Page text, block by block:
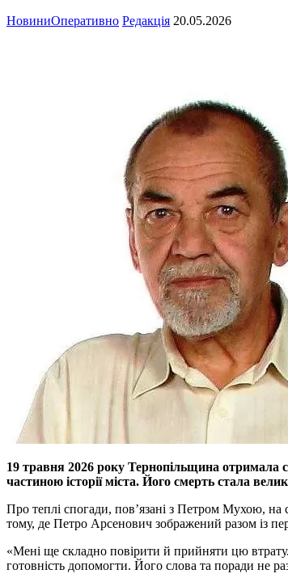
НовиниОперативно Редакція 20.05.2026
19 травня 2026 року Тернопільщина отримала
частиною історії міста. Його смерть стала
Про теплі спогади, пов’язані з Петром Мухою, на
тому, де Петро Арсенович зображений разом із
«Мені ще складно повірити й прийняти цю
готовність допомогти. Його слова та поради не